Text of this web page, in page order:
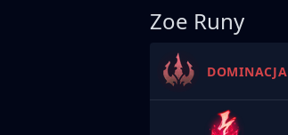
Zoe Runy
DOMINACJA